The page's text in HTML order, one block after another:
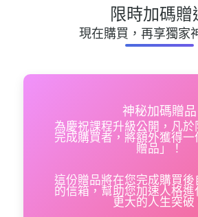
限時加碼贈
現在購買，再享獨家
神秘加碼贈品
為慶祝課程升級公開，凡於
完成購買者，將額外獲得
贈品」！
這份贈品將在您完成購買後
的信箱，幫助您加速人格
更大的人生突破